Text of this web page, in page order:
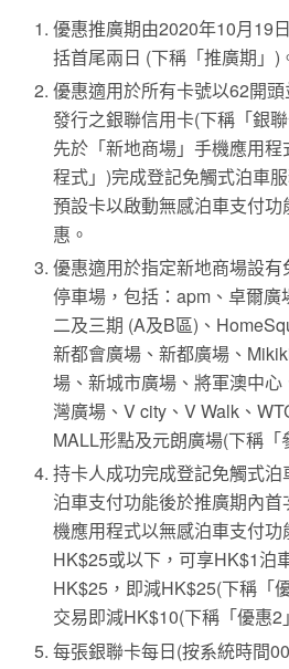
優惠推廣期由2020年10月19
括首尾兩日 (下稱「推廣期」)
優惠適用於所有卡號以62開
發行之銀聯信用卡(下稱「銀
先於「新地商場」手機應用
程式」)完成登記免觸式泊車
預設卡以啟動無感泊車支付
惠。
優惠適用於指定新地商場設
停車場，包括：apm、卓爾廣
二及三期 (A及B區)、
新都會廣場、新都廣場、
場、新城市廣場、將軍澳中
灣廣場、V city、V Walk、
MALL形點及元朗廣場(下稱「
持卡人成功完成登記免觸式
泊車支付功能後於推廣期內
機應用程式以無感泊車支付
HK$25或以下，可享HK$1泊
HK$25，即減HK$25(下稱「
交易即減HK$10(下稱「優惠2
每張銀聯卡每日(按系統時間